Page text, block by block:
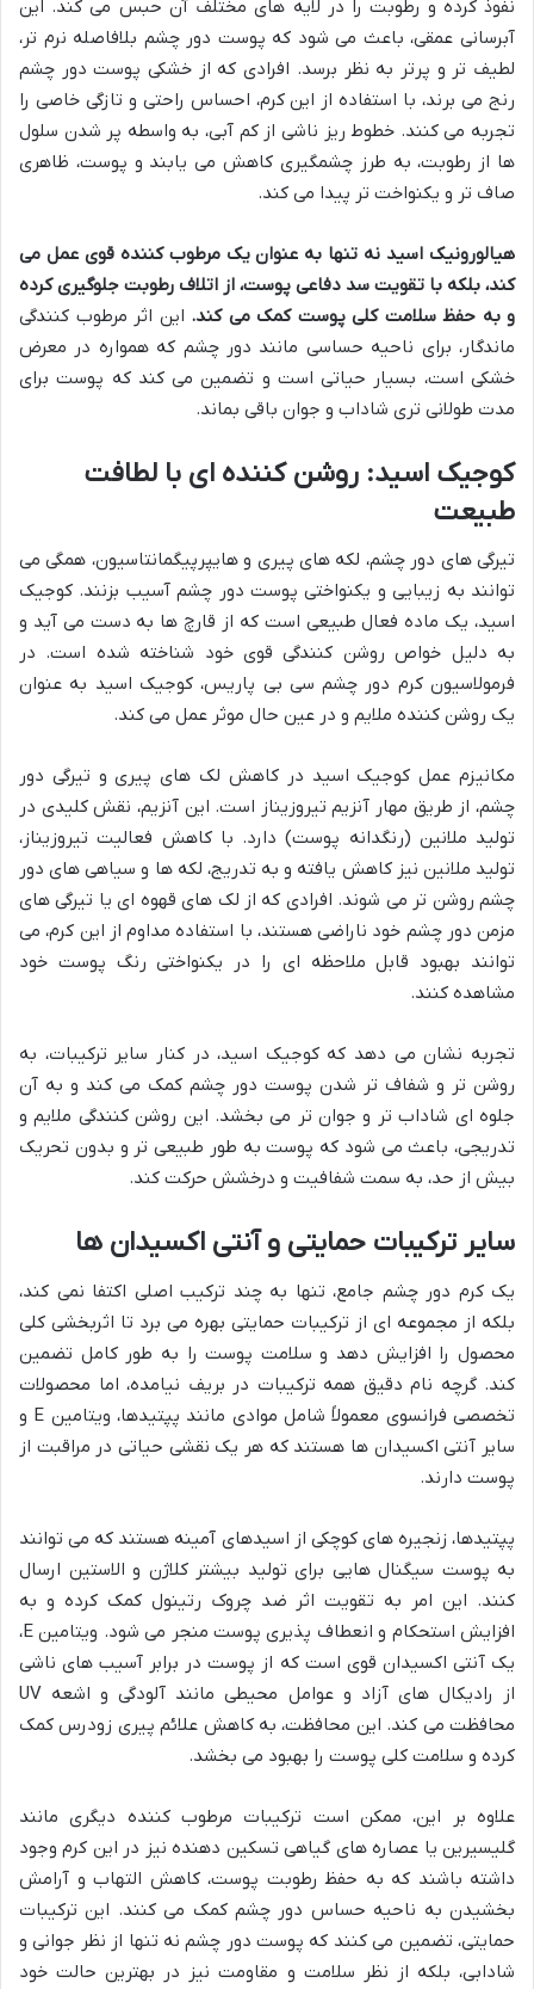
نفوذ کرده و رطوبت را در لایه های مختلف آن حبس می کند. این
آبرسانی عمقی، باعث می شود که پوست دور چشم بلافاصله نرم تر،
لطیف تر و پرتر به نظر برسد. افرادی که از خشکی پوست دور چشم
رنج می برند، با استفاده از این کرم، احساس راحتی و تازگی خاصی را
تجربه می کنند. خطوط ریز ناشی از کم آبی، به واسطه پر شدن سلول
ها از رطوبت، به طرز چشمگیری کاهش می یابند و پوست، ظاهری
صاف تر و یکنواخت تر پیدا می کند.
هیالورونیک اسید نه تنها به عنوان یک مرطوب کننده قوی عمل می
کند، بلکه با تقویت سد دفاعی پوست، از اتلاف رطوبت جلوگیری کرده
و به حفظ سلامت کلی پوست کمک می کند. این اثر مرطوب کنندگی
ماندگار، برای ناحیه حساسی مانند دور چشم که همواره در معرض
خشکی است، بسیار حیاتی است و تضمین می کند که پوست برای
مدت طولانی تری شاداب و جوان باقی بماند.
کوجیک اسید: روشن کننده ای با لطافت
طبیعت
تیرگی های دور چشم، لکه های پیری و هایپرپیگمانتاسیون، همگی می
توانند به زیبایی و یکنواختی پوست دور چشم آسیب بزنند. کوجیک
اسید، یک ماده فعال طبیعی است که از قارچ ها به دست می آید و
به دلیل خواص روشن کنندگی قوی خود شناخته شده است. در
فرمولاسیون کرم دور چشم سی بی پاریس، کوجیک اسید به عنوان
یک روشن کننده ملایم و در عین حال موثر عمل می کند.
مکانیزم عمل کوجیک اسید در کاهش لک های پیری و تیرگی دور
چشم، از طریق مهار آنزیم تیروزیناز است. این آنزیم، نقش کلیدی در
تولید ملانین (رنگدانه پوست) دارد. با کاهش فعالیت تیروزیناز،
تولید ملانین نیز کاهش یافته و به تدریج، لکه ها و سیاهی های دور
چشم روشن تر می شوند. افرادی که از لک های قهوه ای یا تیرگی های
مزمن دور چشم خود ناراضی هستند، با استفاده مداوم از این کرم، می
توانند بهبود قابل ملاحظه ای را در یکنواختی رنگ پوست خود
مشاهده کنند.
تجربه نشان می دهد که کوجیک اسید، در کنار سایر ترکیبات، به
روشن تر و شفاف تر شدن پوست دور چشم کمک می کند و به آن
جلوه ای شاداب تر و جوان تر می بخشد. این روشن کنندگی ملایم و
تدریجی، باعث می شود که پوست به طور طبیعی تر و بدون تحریک
بیش از حد، به سمت شفافیت و درخشش حرکت کند.
سایر ترکیبات حمایتی و آنتی اکسیدان ها
یک کرم دور چشم جامع، تنها به چند ترکیب اصلی اکتفا نمی کند،
بلکه از مجموعه ای از ترکیبات حمایتی بهره می برد تا اثربخشی کلی
محصول را افزایش دهد و سلامت پوست را به طور کامل تضمین
کند. گرچه نام دقیق همه ترکیبات در بریف نیامده، اما محصولات
تخصصی فرانسوی معمولاً شامل موادی مانند پپتیدها، ویتامین E و
سایر آنتی اکسیدان ها هستند که هر یک نقشی حیاتی در مراقبت از
پوست دارند.
پپتیدها، زنجیره های کوچکی از اسیدهای آمینه هستند که می توانند
به پوست سیگنال هایی برای تولید بیشتر کلاژن و الاستین ارسال
کنند. این امر به تقویت اثر ضد چروک رتینول کمک کرده و به
افزایش استحکام و انعطاف پذیری پوست منجر می شود. ویتامین E،
یک آنتی اکسیدان قوی است که از پوست در برابر آسیب های ناشی
از رادیکال های آزاد و عوامل محیطی مانند آلودگی و اشعه UV
محافظت می کند. این محافظت، به کاهش علائم پیری زودرس کمک
کرده و سلامت کلی پوست را بهبود می بخشد.
علاوه بر این، ممکن است ترکیبات مرطوب کننده دیگری مانند
گلیسیرین یا عصاره های گیاهی تسکین دهنده نیز در این کرم وجود
داشته باشند که به حفظ رطوبت پوست، کاهش التهاب و آرامش
بخشیدن به ناحیه حساس دور چشم کمک می کنند. این ترکیبات
حمایتی، تضمین می کنند که پوست دور چشم نه تنها از نظر جوانی و
شادابی، بلکه از نظر سلامت و مقاومت نیز در بهترین حالت خود